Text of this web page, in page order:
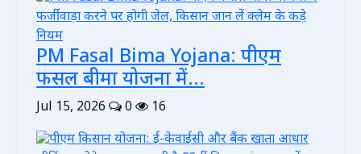
PM Fasal Bima Yojana: पीएम
फसल बीमा योजना में...
Jul 15, 2026 0 16